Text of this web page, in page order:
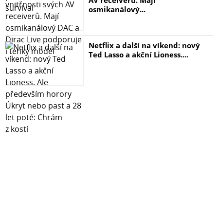
Steelseries Arctis Nova Pro Wired
Balení obsahuje jeden pár náušníků.
osmikanálový...
Netflix a další na víkend: nový
Ted Lasso a akční Lioness....